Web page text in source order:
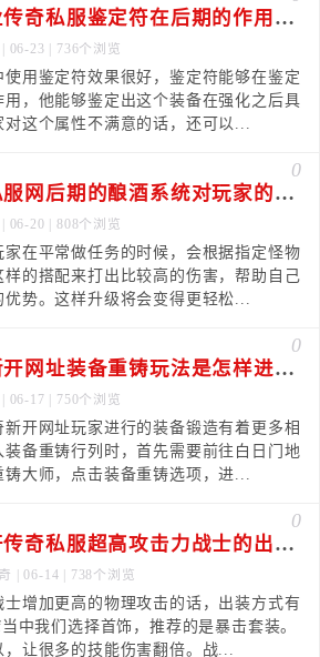
单职业传奇私服鉴定符在后期的作用还是很大的
| 06-23 | 736个浏览
用鉴定符效果很好，鉴定符能够在鉴定
，他能够鉴定出这个装备在强化之后具
这个属性不满意的话，还可以...
0
传奇私服网后期的酿酒系统对玩家的帮助是非常大的
| 06-20 | 808个浏览
在平常做任务的时候，会根据指定怪物
的搭配来打出比较高的伤害，帮助自己
优势。这样升级将会变得更轻松...
0
传奇新开网址装备重铸玩法是怎样进行的
| 06-17 | 750个浏览
开网址玩家进行的装备锻造有着更多相
装备重铸行列时，首先需要前往白日门地
铸大师，点击装备重铸选项，进...
0
最新开传奇私服超高攻击力战士的出装路线是什么
| 06-14 | 738个浏览
增加更高的物理攻击的话，出装方式有
中我们选择首饰，推荐的是暴击套装。
，让很多的技能伤害翻倍。战...